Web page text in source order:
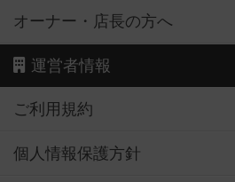
オーナー・店長の方へ
運営者情報
ご利用規約
個人情報保護方針